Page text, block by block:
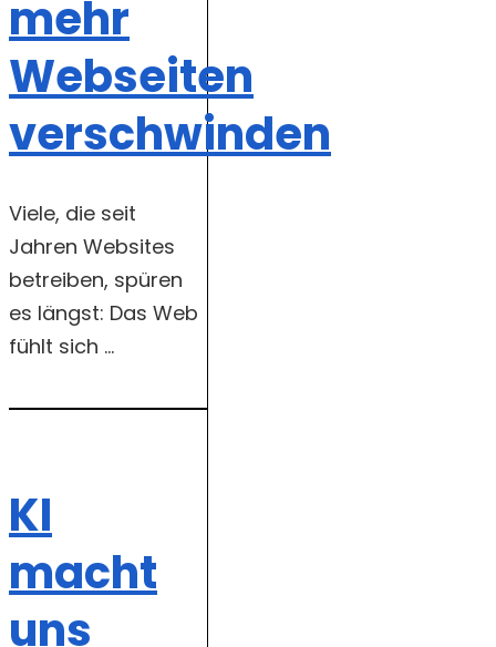
mehr
Webseiten
verschwinden
Viele, die seit
Jahren Websites
betreiben, spüren
es längst: Das Web
fühlt sich ...
KI
macht
uns